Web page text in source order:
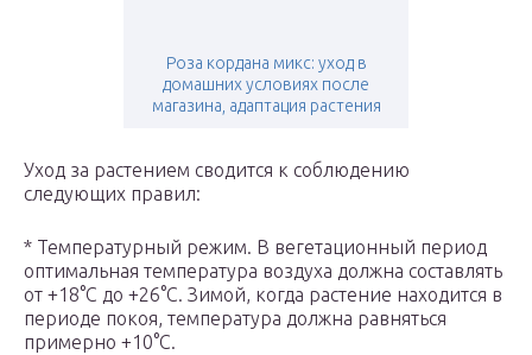
Роза кордана микс: уход в
домашних условиях после
магазина, адаптация растения
Уход за растением сводится к соблюдению
следующих правил:
* Температурный режим. В вегетационный период
оптимальная температура воздуха должна составлять
от +18°C до +26°C. Зимой, когда растение находится в
периоде покоя, температура должна равняться
примерно +10°C.